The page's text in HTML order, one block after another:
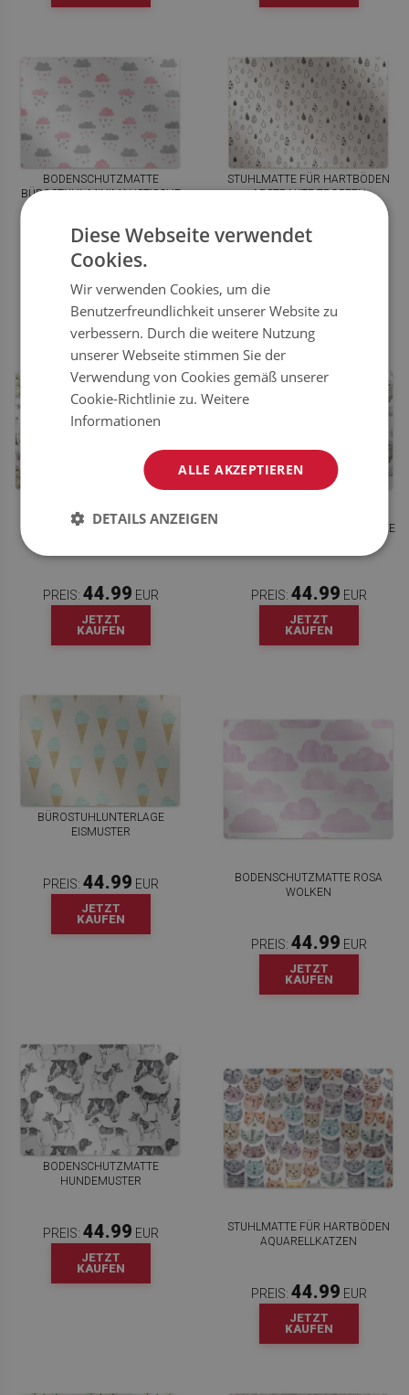
BODENSCHUTZMATTE
BÜROSTUHL MINIMALISTISCHE
PREIS:44.99 EUR
JETZT
STUHLMATTE FÜR HARTBÖDEN
ABSTRAKTE TROPFEN
PREIS:44.99
BODENSCHUTZMATTE
PREIS: 44.99 EUR
JETZT
KAUFEN
STUHLUNTERLAGE GEZEICHNETE
PREIS: 44.99 EUR
JETZT
KAUFEN
BÜROSTUHLUNTERLAGE
EISMUSTER
PREIS: 44.99 EUR
JETZT
KAUFEN
BODENSCHUTZMATTE ROSA
WOLKEN
PREIS: 44.99 EUR
JETZT
KAUFEN
BODENSCHUTZMATTE
HUNDEMUSTER
PREIS: 44.99 EUR
JETZT
KAUFEN
STUHLMATTE FÜR HARTBÖDEN
AQUARELLKATZEN
PREIS: 44.99 EUR
JETZT
KAUFEN
Diese Webseite verwendet
Cookies.
Wir verwenden Cookies, um die
Benutzerfreundlichkeit unserer Website zu
verbessern. Durch die weitere Nutzung
unserer Webseite stimmen Sie der
Verwendung von Cookies gemäß unserer
Cookie-Richtlinie zu.Weitere
Informationen
ALLE AKZEPTIEREN
DETAILS ANZEIGEN